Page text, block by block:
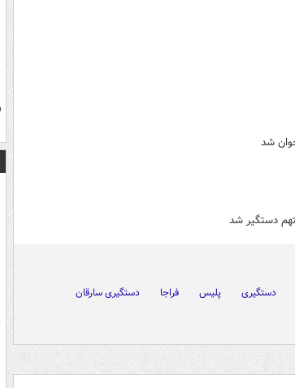
شد
دستگیر شد
دستگیری پلیس فراجا
دستگیری سارقان